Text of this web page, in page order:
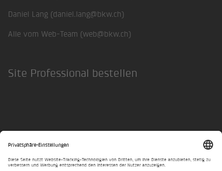
Daniel Lang (daniel.lang@bkw.ch)
Alle vom Web-Team (web@bkw.ch)
Site Professional bestellen
Datenschutzerklärung
Privatsphäre-Einstellungen